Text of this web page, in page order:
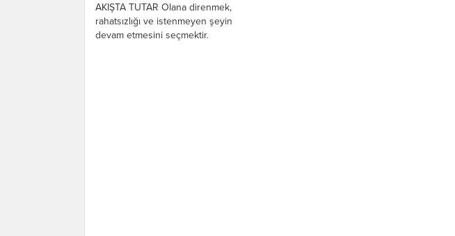
AKIŞTA TUTAR Olana direnmek,
rahatsızlığı ve istenmeyen şeyin
devam etmesini seçmektir.